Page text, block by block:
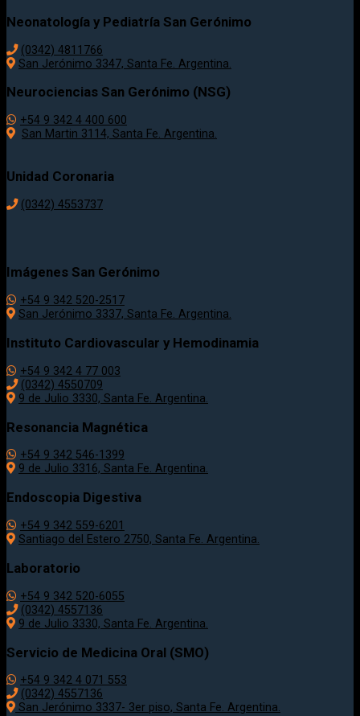
Neonatología y Pediatría San Gerónimo
(0342) 4811766
San Jerónimo 3347, Santa Fe. Argentina.
Neurociencias San Gerónimo (NSG)
+54 9 342 4 400 600
San Martin 3114, Santa Fe. Argentina.
Unidad Coronaria
(0342) 4553737
Imágenes San Gerónimo
+54 9 342 520-2517
San Jerónimo 3337, Santa Fe. Argentina.
Instituto Cardiovascular y Hemodinamia
+54 9 342 4 77 003
(0342) 4550709
9 de Julio 3330, Santa Fe. Argentina.
Resonancia Magnética
+54 9 342 546-1399
9 de Julio 3316, Santa Fe. Argentina.
Endoscopia Digestiva
+54 9 342 559-6201
Santiago del Estero 2750, Santa Fe. Argentina.
Laboratorio
+54 9 342 520-6055
(0342) 4557136
9 de Julio 3330, Santa Fe. Argentina.
Servicio de Medicina Oral (SMO)
+54 9 342 4 071 553
(0342) 4557136
San Jerónimo 3337- 3er piso, Santa Fe. Argentina.